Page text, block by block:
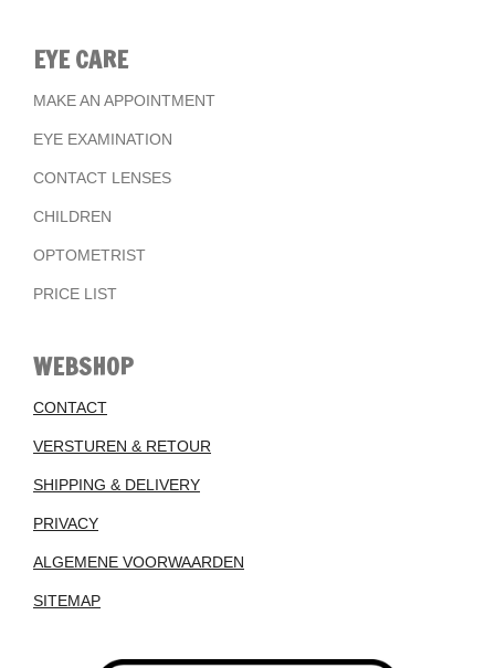
EYE CARE
MAKE AN APPOINTMENT
EYE EXAMINATION
CONTACT LENSES
CHILDREN
OPTOMETRIST
PRICE LIST
WEBSHOP
CONTACT
VERSTUREN & RETOUR
SHIPPING & DELIVERY
PRIVACY
ALGEMENE VOORWAARDEN
SITEMAP